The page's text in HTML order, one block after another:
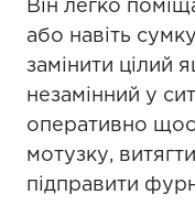
Він легко
або навіть
замінити цілий
незамінний у
оперативно
мотузку,
підправити